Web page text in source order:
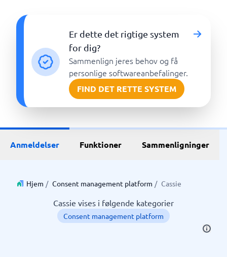
Er dette det rigtige system
for dig?
Sammenlign jeres behov og få
personlige softwareanbefalinger.
FIND DET RETTE SYSTEM
Anmeldelser Funktioner Sammenligninger
Hjem / Consent management platform / Cassie
Cassie vises i følgende kategorier
Consent management platform